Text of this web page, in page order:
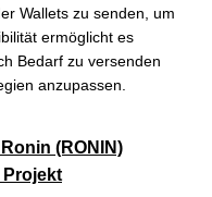
Wallets zu senden, um
ermöglicht es
Bedarf zu versenden
anzupassen.
(RONIN)
Projekt